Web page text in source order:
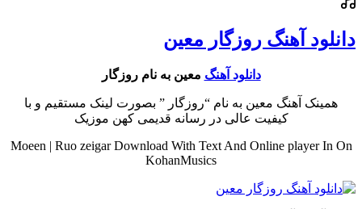
دانلود آهنگ روزگار معین
دانلود آهنگ معین به نام روزگار
همینک آهنگ معین به نام “روزگار ” بصورت لینک مستقیم و با
کیفیت عالی در رسانه قدیمی کهن موزیک
Moeen | Ruo zeigar Download With Text And Online player In On
KohanMusics